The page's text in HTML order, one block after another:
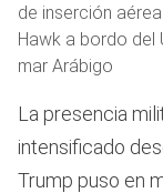
de inserción
Hawk a bordo del
mar Arábigo
La presencia
intensificado
Trump puso en